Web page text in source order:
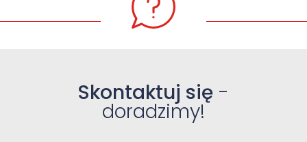
Skontaktuj się -
doradzimy!